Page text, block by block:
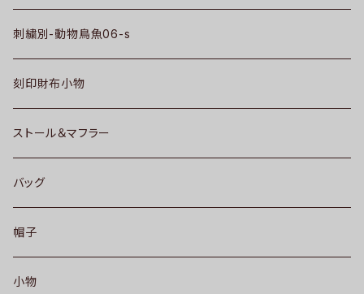
刺繍別-動物鳥魚06-s
刻印財布小物
ストール＆マフラー
バッグ
帽子
小物